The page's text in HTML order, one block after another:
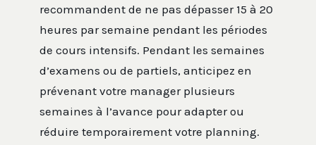
recommandent de ne pas dépasser 15 à 20
heures par semaine pendant les périodes
de cours intensifs. Pendant les semaines
d’examens ou de partiels, anticipez en
prévenant votre manager plusieurs
semaines à l’avance pour adapter ou
réduire temporairement votre planning.